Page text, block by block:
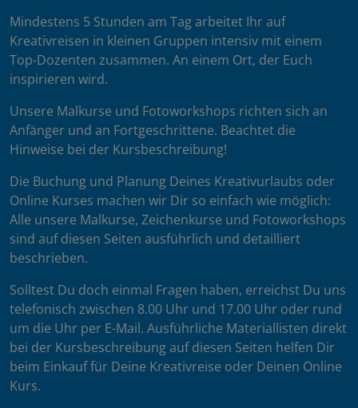
Mindestens 5 Stunden am Tag arbeitet Ihr auf
Kreativreisen in kleinen Gruppen intensiv mit einem
Top-Dozenten zusammen. An einem Ort, der Euch
inspirieren wird.
Unsere Malkurse und Fotoworkshops richten sich an
Anfänger und an Fortgeschrittene. Beachtet die
Hinweise bei der Kursbeschreibung!
Die Buchung und Planung Deines Kreativurlaubs oder
Online Kurses machen wir Dir so einfach wie möglich:
Alle unsere Malkurse, Zeichenkurse und Fotoworkshops
sind auf diesen Seiten ausführlich und detailliert
beschrieben.
Solltest Du doch einmal Fragen haben, erreichst Du uns
telefonisch zwischen 8.00 Uhr und 17.00 Uhr oder rund
um die Uhr per E-Mail. Ausführliche Materiallisten direkt
bei der Kursbeschreibung auf diesen Seiten helfen Dir
beim Einkauf für Deine Kreativreise oder Deinen Online
Kurs.